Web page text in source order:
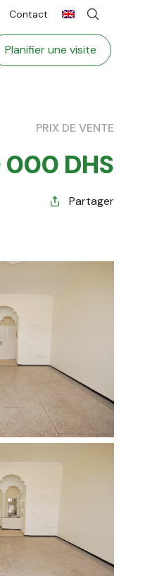
Contact
Planifier une visite
PRIX DE VENTE
000 DHS
Partager